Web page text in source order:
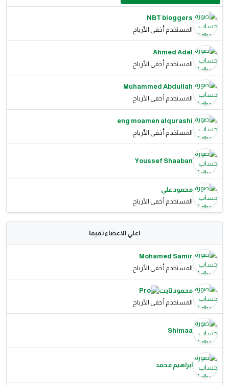
NBT bloggers
المستخدم أخفى الأرباح
Ahmed Adel
المستخدم أخفى الأرباح
Muhammed Abdullah
المستخدم أخفى الأرباح
eng moamen alqurashi
المستخدم أخفى الأرباح
Youssef Shaaban
محمود علي
المستخدم أخفى الأرباح
اعلي الاعضاء تقيما
Mohamed Samir
المستخدم أخفى الأرباح
محمود ثابت
المستخدم أخفى الأرباح
Shimaa
ابراهيم محمد